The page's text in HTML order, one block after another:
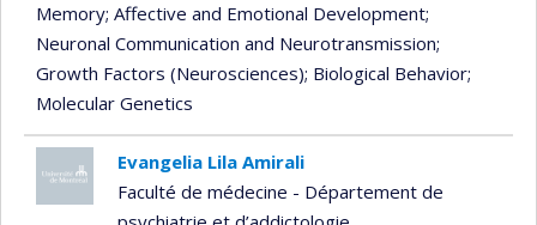
Memory; Affective and Emotional Development;
Neuronal Communication and Neurotransmission;
Growth Factors (Neurosciences); Biological Behavior;
Molecular Genetics
Evangelia Lila Amirali
Faculté de médecine - Département de